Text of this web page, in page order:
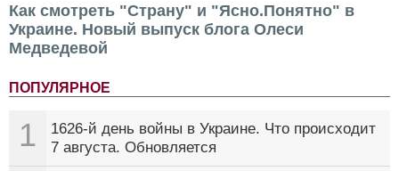
Как смотреть "Страну" и "Ясно.Понятно" в
Украине. Новый выпуск блога Олеси
Медведевой
ПОПУЛЯРНОЕ
1
1626-й день войны в Украине. Что происходит
7 августа. Обновляется